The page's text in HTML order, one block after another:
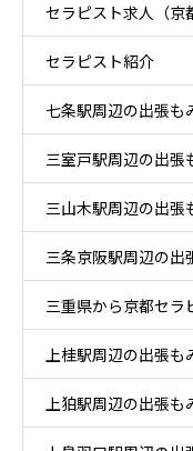
セラピスト求人（京
セラピスト紹介
七条駅周辺の出張も
ア
三室戸駅周辺の出張
三山木駅周辺の出張
三条京阪駅周辺の出
三重県から京都セラ
上桂駅周辺の出張も
上狛駅周辺の出張も